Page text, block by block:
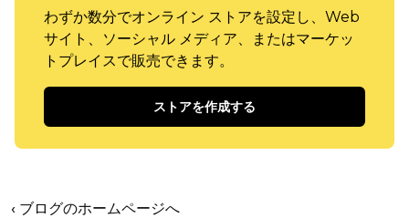
わずか数分でオンライン ストアを設定し、Web
サイト、ソーシャル メディア、またはマーケッ
トプレイスで販売できます。
ストアを作成する
‹ ブログのホームページへ